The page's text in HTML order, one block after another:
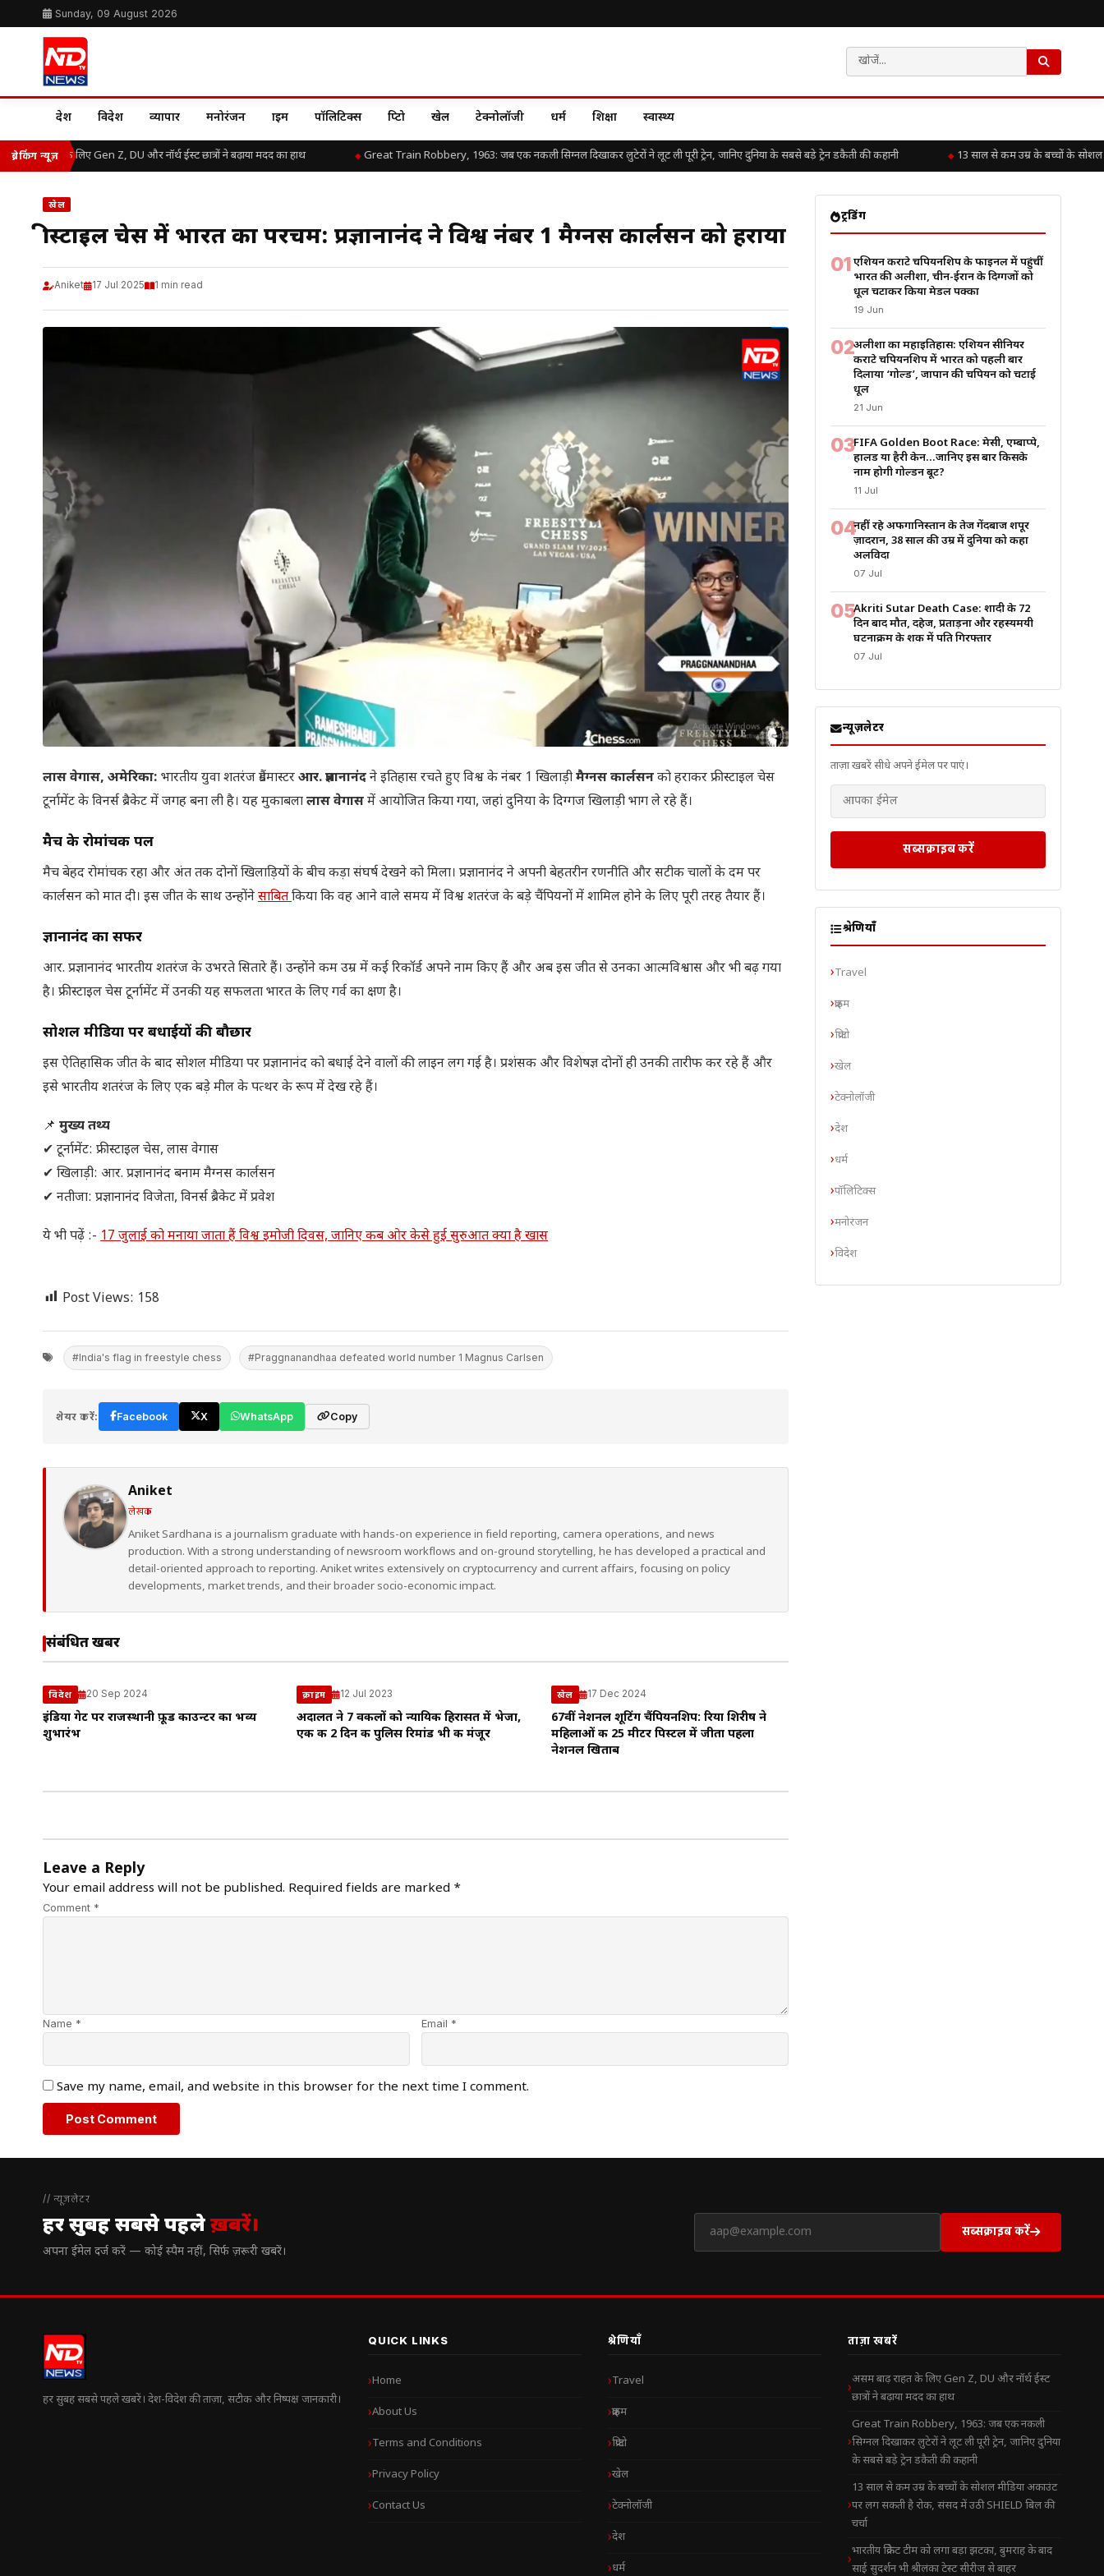
Sunday, 09 August 2026
देश विदेश व्यापार मनोरंजन क्राइम पॉलिटिक्स क्रिप्टो खेल टेक्नोलॉजी धर्म शिक्षा स्वास्थ्य
ब्रेकिंग न्यूज़
बाढ़ राहत के लिए Gen Z, DU और नॉर्थ ईस्ट छात्रों ने बढ़ाया मदद का हाथ Great Train Robbery, 1963: जब एक नकली सिग्नल दिखाकर लुटेरों ने लूट ली पूरी ट्रेन, जानिए दुनिया के सबसे बड़े ट्रेन डकैती की कहानी 13 साल से कम उम्र के बच्चों के सोशल
खेल
फ्रीस्टाइल चेस में भारत का परचम: प्रज्ञानानंद ने विश्व नंबर 1 मैग्नस कार्लसन को हराया
Aniket 17 Jul 2025 1 min read
लास वेगास, अमेरिका: भारतीय युवा शतरंज ग्रैंडमास्टरआर. प्रज्ञानानंदने इतिहास रचते हुए विश्व के नंबर 1 खिलाड़ीमैग्नस कार्लसनको हराकर फ्रीस्टाइल चेस
टूर्नामेंट के विनर्स ब्रैकेट में जगह बना ली है। यह मुकाबलालास वेगासमें आयोजित किया गया, जहां दुनिया के दिग्गज खिलाड़ी भाग ले रहे हैं।
मैच के रोमांचक पल
मैच बेहद रोमांचक रहा और अंत तक दोनों खिलाड़ियों के बीच कड़ा संघर्ष देखने को मिला। प्रज्ञानानंद ने अपनी बेहतरीन रणनीति और सटीक चालों के दम पर
कार्लसन को मात दी। इस जीत के साथ उन्होंनेसाबितकिया कि वह आने वाले समय में विश्व शतरंज के बड़े चैंपियनों में शामिल होने के लिए पूरी तरह तैयार हैं।
प्रज्ञानानंद का सफर
आर. प्रज्ञानानंद भारतीय शतरंज के उभरते सितारे हैं। उन्होंने कम उम्र में कई रिकॉर्ड अपने नाम किए हैं और अब इस जीत से उनका आत्मविश्वास और भी बढ़ गया
है। फ्रीस्टाइल चेस टूर्नामेंट में उनकी यह सफलता भारत के लिए गर्व का क्षण है।
सोशल मीडिया पर बधाईयों की बौछार
इस ऐतिहासिक जीत के बाद सोशल मीडिया पर प्रज्ञानानंद को बधाई देने वालों की लाइन लग गई है। प्रशंसक और विशेषज्ञ दोनों ही उनकी तारीफ कर रहे हैं और
इसे भारतीय शतरंज के लिए एक बड़े मील के पत्थर के रूप में देख रहे हैं।
📌 मुख्य तथ्य
✔ टूर्नामेंट: फ्रीस्टाइल चेस, लास वेगास
✔ खिलाड़ी: आर. प्रज्ञानानंद बनाम मैग्नस कार्लसन
✔ नतीजा: प्रज्ञानानंद विजेता, विनर्स ब्रैकेट में प्रवेश
ये भी पढ़ें :- 17 जुलाई को मनाया जाता हैं विश्व इमोजी दिवस, जानिए कब ओर केसे हुई सुरुआत क्या है खास
Post Views: 158
#India's flag in freestyle chess #Praggnanandhaa defeated world number 1 Magnus Carlsen
शेयर करें: Facebook X WhatsApp Copy
Aniket
लेखक
Aniket Sardhana is a journalism graduate with hands-on experience in field reporting, camera operations, and news
production. With a strong understanding of newsroom workflows and on-ground storytelling, he has developed a practical and
detail-oriented approach to reporting. Aniket writes extensively on cryptocurrency and current affairs, focusing on policy
developments, market trends, and their broader socio-economic impact.
संबंधित खबरें
विदेश 20 Sep 2024
इंडिया गेट पर राजस्थानी फ़ूड काउन्टर का भव्य
शुभारंभ
क्राइम 12 Jul 2023
अदालत ने 7 वकीलों को न्यायिक हिरासत में भेजा,
एक की 2 दिन की पुलिस रिमांड भी की मंजूर
खेल 17 Dec 2024
67वीं नेशनल शूटिंग चैंपियनशिप: रिया शिरीष ने
महिलाओं की 25 मीटर पिस्टल में जीता पहला
नेशनल खिताब
Leave a Reply
Your email address will not be published. Required fields are marked *
Comment *
Name * Email *
Save my name, email, and website in this browser for the next time I comment.
ट्रेंडिंग
01एशियन कराटे चैंपियनशिप के फाइनल में पहुंचीं
भारत की अलीशा, चीन-ईरान के दिग्गजों को
धूल चटाकर किया मेडल पक्का
19 Jun
02अलीशा का महाइतिहास: एशियन सीनियर
कराटे चैंपियनशिप में भारत को पहली बार
दिलाया ‘गोल्ड’, जापान की चैंपियन को चटाई
धूल
21 Jun
03FIFA Golden Boot Race: मेसी, एम्बाप्पे,
हालैंड या हैरी केन…जानिए इस बार किसके
नाम होगी गोल्डन बूट?
11 Jul
04नहीं रहे अफगानिस्तान के तेज गेंदबाज शपूर
ज़ादरान, 38 साल की उम्र में दुनिया को कहा
अलविदा
07 Jul
05Akriti Sutar Death Case: शादी के 72
दिन बाद मौत, दहेज, प्रताड़ना और रहस्यमयी
घटनाक्रम के शक में पति गिरफ्तार
07 Jul
न्यूज़लेटर
ताज़ा खबरें सीधे अपने ईमेल पर पाएं।
सब्सक्राइब करें
श्रेणियाँ
Travel
क्राइम
क्रिप्टो
खेल
टेक्नोलॉजी
देश
धर्म
पॉलिटिक्स
मनोरंजन
विदेश
// न्यूज़लेटर
हर सुबह सबसे पहलेख़बरें।
अपना ईमेल दर्ज करें — कोई स्पैम नहीं, सिर्फ ज़रूरी खबरें।
सब्सक्राइब करें
हर सुबह सबसे पहले खबरें। देश-विदेश की ताज़ा, सटीक और निष्पक्ष जानकारी।
QUICK LINKS
Home
About Us
Terms and Conditions
Privacy Policy
Contact Us
श्रेणियाँ
Travel
क्राइम
क्रिप्टो
खेल
टेक्नोलॉजी
देश
धर्म
ताज़ा खबरें
असम बाढ़ राहत के लिए Gen Z, DU और नॉर्थ ईस्ट
छात्रों ने बढ़ाया मदद का हाथ
Great Train Robbery, 1963: जब एक नकली
सिग्नल दिखाकर लुटेरों ने लूट ली पूरी ट्रेन, जानिए दुनिया
के सबसे बड़े ट्रेन डकैती की कहानी
13 साल से कम उम्र के बच्चों के सोशल मीडिया अकाउंट
पर लग सकती है रोक, संसद में उठी SHIELD बिल की
चर्चा
भारतीय क्रिकेट टीम को लगा बड़ा झटका, बुमराह के बाद
साई सुदर्शन भी श्रीलंका टेस्ट सीरीज से बाहर